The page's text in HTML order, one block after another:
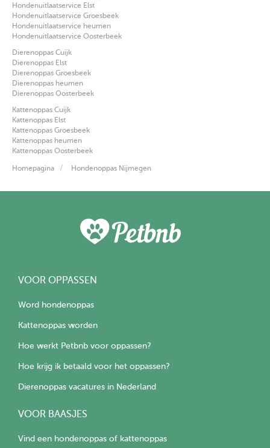
Hondenuitlaatservice Elst
Hondenuitlaatservice Groesbeek
Hondenuitlaatservice heumen
Hondenuitlaatservice Oosterbeek
Dierenoppas Cuijk
Dierenoppas Elst
Dierenoppas Groesbeek
Dierenoppas heumen
Dierenoppas Oosterbeek
Kattenoppas Cuijk
Kattenoppas Elst
Kattenoppas Groesbeek
Kattenoppas heumen
Kattenoppas Oosterbeek
Homepagina Hondenoppas Nijmegen
VOOR OPPASSEN
Word hondenoppas
Kattenoppas worden
Hoe werkt Petbnb voor oppassen?
Hoe krijg ik betaald voor het oppassen?
Dierenoppas vacatures in Nederland
VOOR BAASJES
Vind een hondenoppas of kattenoppas